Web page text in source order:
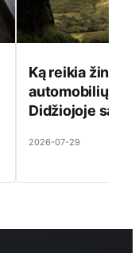
Ką reikia žinoti
automobilių
Didžiojoje
2026-07-29